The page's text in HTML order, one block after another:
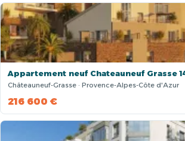
Appartement neuf Chateauneuf Grasse
Châteauneuf-Grasse · Provence-Alpes-Côte d'Azur
216 600 €